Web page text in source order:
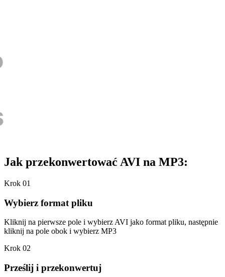
Jak przekonwertować AVI na MP3:
Krok 01
Wybierz format pliku
Kliknij na pierwsze pole i wybierz AVI jako format pliku, następnie
kliknij na pole obok i wybierz MP3
Krok 02
Prześlij i przekonwertuj